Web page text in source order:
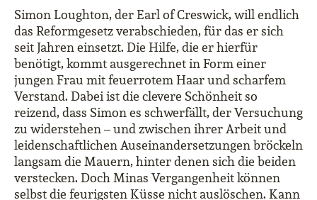
Simon Loughton, der Earl of Creswick, will endlich
das Reformgesetz verabschieden, für das er sich
seit Jahren einsetzt. Die Hilfe, die er hierfür
benötigt, kommt ausgerechnet in Form einer
jungen Frau mit feuerrotem Haar und scharfem
Verstand. Dabei ist die clevere Schönheit so
reizend, dass Simon es schwerfällt, der Versuchung
zu widerstehen – und zwischen ihrer Arbeit und
leidenschaftlichen Auseinandersetzungen bröckeln
langsam die Mauern, hinter denen sich die beiden
verstecken. Doch Minas Vergangenheit können
selbst die feurigsten Küsse nicht auslöschen. Kann